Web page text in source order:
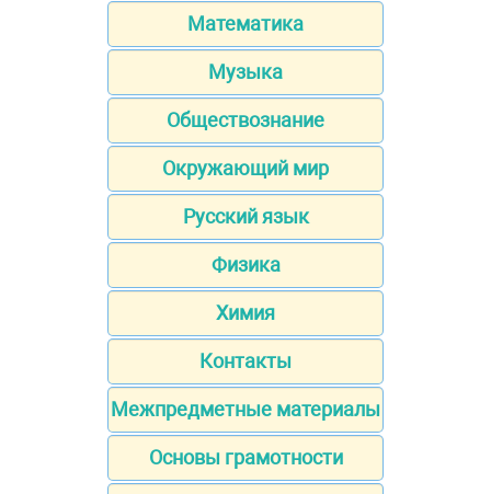
Математика
Музыка
Обществознание
Окружающий мир
Русский язык
Физика
Химия
Контакты
Межпредметные материалы
Основы грамотности